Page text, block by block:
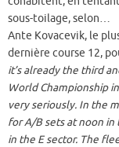
sous-toilage, selon…
Ante Kovacevik, le
dernière course 12,
it’s already the third
World Championship
very seriously. In the
for A/B sets at noon in
in the E sector. The